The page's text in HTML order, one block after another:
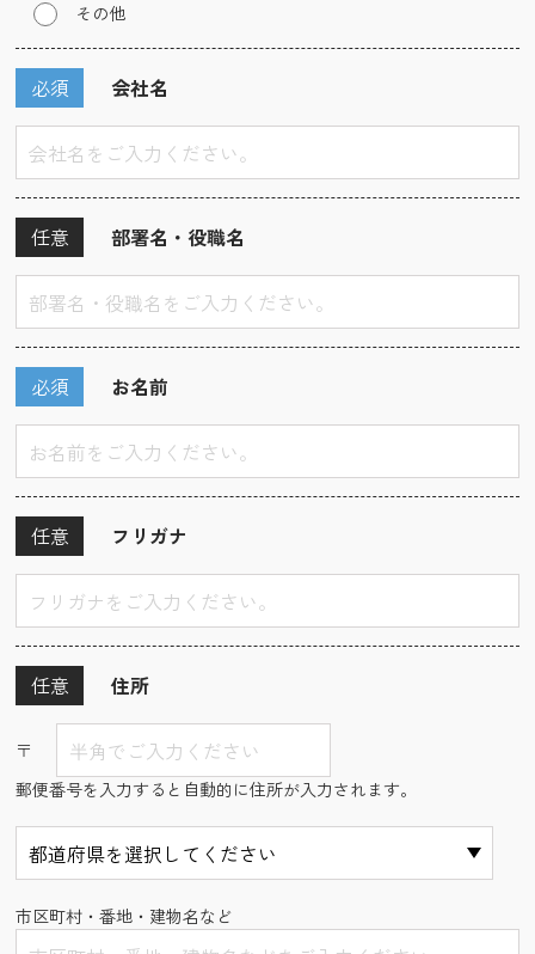
その他
会社名
必須
部署名・役職名
任意
お名前
必須
フリガナ
任意
住所
任意
〒
郵便番号を入力すると自動的に住所が入力されます。
市区町村・番地・建物名など